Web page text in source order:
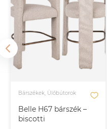
Belle H67 bárszék –
biscotti
Bárszékek, Ülőbútorok